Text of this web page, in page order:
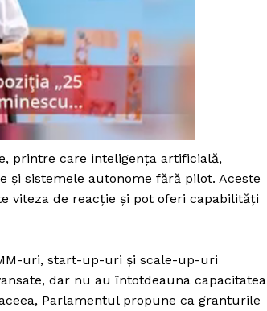
printre care inteligența artificială,
sistemele autonome fără pilot. Aceste
viteza de reacție și pot oferi capabilități
uri, start-up-uri și scale-up-uri
dar nu au întotdeauna capacitatea
Parlamentul propune ca granturile